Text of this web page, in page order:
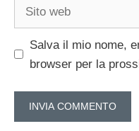
Sito
Salva il mio nome,
browser per la